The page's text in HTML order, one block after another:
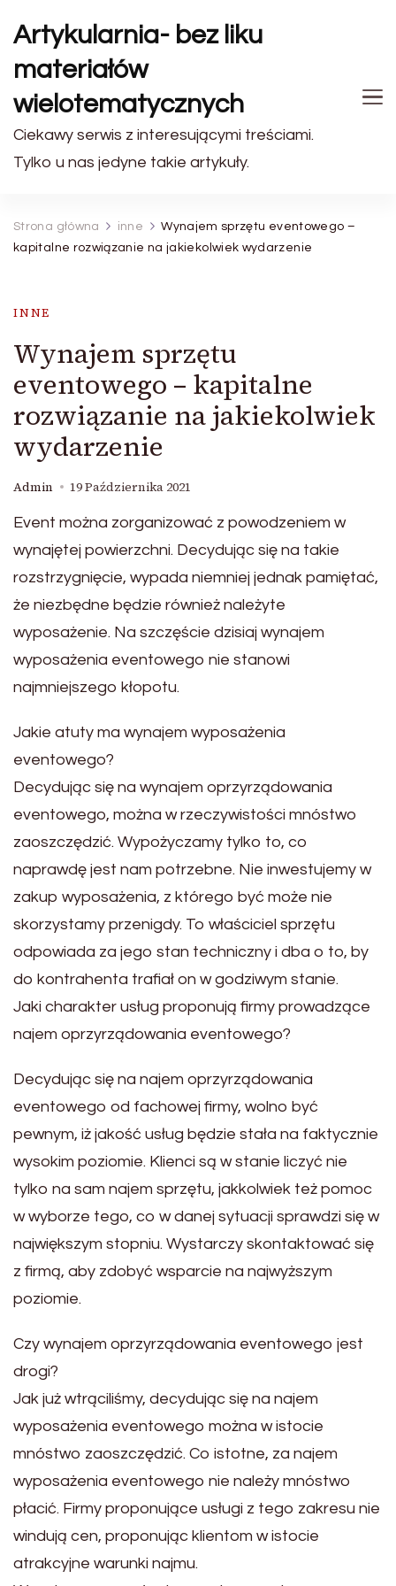
Artykularnia- bez liku
materiałów
wielotematycznych
Ciekawy serwis z interesującymi treściami.
Tylko u nas jedyne takie artykuły.
Strona główna inne
Wynajem sprzętu eventowego –
kapitalne rozwiązanie na jakiekolwiek wydarzenie
INNE
Wynajem sprzętu
eventowego – kapitalne
rozwiązanie na jakiekolwiek
wydarzenie
Admin 19 Października 2021
Event można zorganizować z powodzeniem w
wynajętej powierzchni. Decydując się na takie
rozstrzygnięcie, wypada niemniej jednak pamiętać,
że niezbędne będzie również należyte
wyposażenie. Na szczęście dzisiaj wynajem
wyposażenia eventowego nie stanowi
najmniejszego kłopotu.
Jakie atuty ma wynajem wyposażenia
eventowego?
Decydując się na wynajem oprzyrządowania
eventowego, można w rzeczywistości mnóstwo
zaoszczędzić. Wypożyczamy tylko to, co
naprawdę jest nam potrzebne. Nie inwestujemy w
zakup wyposażenia, z którego być może nie
skorzystamy przenigdy. To właściciel sprzętu
odpowiada za jego stan techniczny i dba o to, by
do kontrahenta trafiał on w godziwym stanie.
Jaki charakter usług proponują firmy prowadzące
najem oprzyrządowania eventowego?
Decydując się na najem oprzyrządowania
eventowego od fachowej firmy, wolno być
pewnym, iż jakość usług będzie stała na faktycznie
wysokim poziomie. Klienci są w stanie liczyć nie
tylko na sam najem sprzętu, jakkolwiek też pomoc
w wyborze tego, co w danej sytuacji sprawdzi się w
największym stopniu. Wystarczy skontaktować się
z firmą, aby zdobyć wsparcie na najwyższym
poziomie.
Czy wynajem oprzyrządowania eventowego jest
drogi?
Jak już wtrąciliśmy, decydując się na najem
wyposażenia eventowego można w istocie
mnóstwo zaoszczędzić. Co istotne, za najem
wyposażenia eventowego nie należy mnóstwo
płacić. Firmy proponujące usługi z tego zakresu nie
windują cen, proponując klientom w istocie
atrakcyjne warunki najmu.